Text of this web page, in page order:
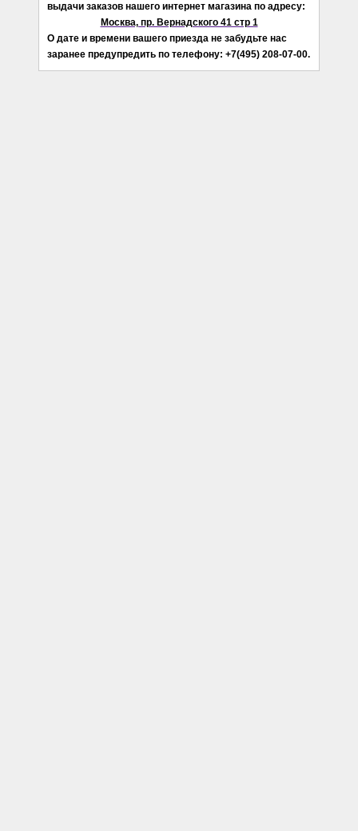
выдачи заказов нашего интернет магазина по адресу:
Москва, пр. Вернадского 41 стр 1
О дате и времени вашего приезда не забудьте нас
заранее предупредить по телефону: +7(495) 208-07-00.